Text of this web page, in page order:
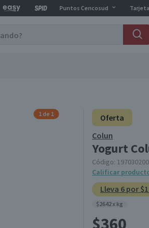
Puntos Cencosud
Oferta
Colun
Yogurt
Código:
Calificar
Lleva 6 por
$2642 x kg
$360
1 de 1